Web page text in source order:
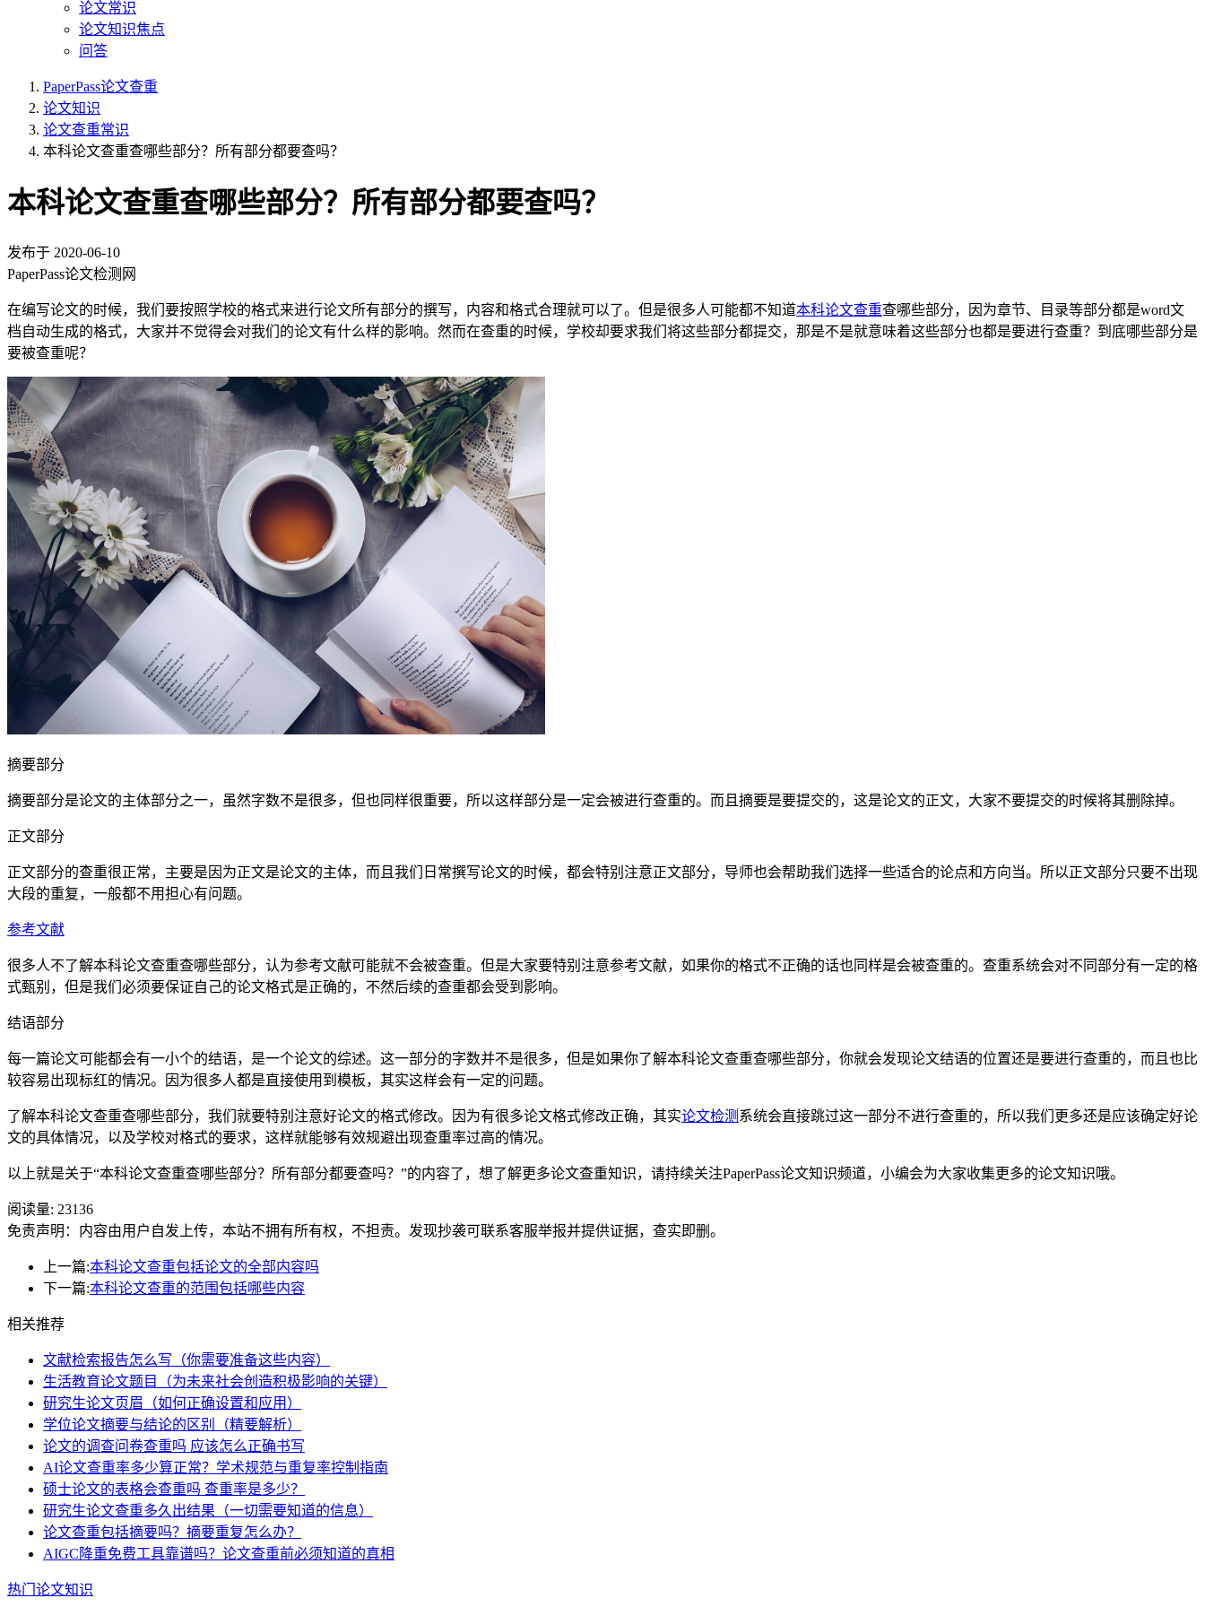
论文常识
论文知识焦点
问答
PaperPass论文查重
论文知识
论文查重常识
本科论文查重查哪些部分？所有部分都要查吗？
本科论文查重查哪些部分？所有部分都要查吗？
发布于 2020-06-10
PaperPass论文检测网
在编写论文的时候，我们要按照学校的格式来进行论文所有部分的撰写，内容和格式合理就可以了。但是很多人可能都不知道本科论文查重查哪些部分，因为章节、目录等部分都是word文
档自动生成的格式，大家并不觉得会对我们的论文有什么样的影响。然而在查重的时候，学校却要求我们将这些部分都提交，那是不是就意味着这些部分也都是要进行查重？到底哪些部分是
要被查重呢？
摘要部分
摘要部分是论文的主体部分之一，虽然字数不是很多，但也同样很重要，所以这样部分是一定会被进行查重的。而且摘要是要提交的，这是论文的正文，大家不要提交的时候将其删除掉。
正文部分
正文部分的查重很正常，主要是因为正文是论文的主体，而且我们日常撰写论文的时候，都会特别注意正文部分，导师也会帮助我们选择一些适合的论点和方向当。所以正文部分只要不出现
大段的重复，一般都不用担心有问题。
参考文献
很多人不了解本科论文查重查哪些部分，认为参考文献可能就不会被查重。但是大家要特别注意参考文献，如果你的格式不正确的话也同样是会被查重的。查重系统会对不同部分有一定的格
式甄别，但是我们必须要保证自己的论文格式是正确的，不然后续的查重都会受到影响。
结语部分
每一篇论文可能都会有一小个的结语，是一个论文的综述。这一部分的字数并不是很多，但是如果你了解本科论文查重查哪些部分，你就会发现论文结语的位置还是要进行查重的，而且也比
较容易出现标红的情况。因为很多人都是直接使用到模板，其实这样会有一定的问题。
了解本科论文查重查哪些部分，我们就要特别注意好论文的格式修改。因为有很多论文格式修改正确，其实论文检测 系统会直接跳过这一部分不进行查重的，所以我们更多还是应该确定好论
文的具体情况，以及学校对格式的要求，这样就能够有效规避出现查重率过高的情况。
以上就是关于“本科论文查重查哪些部分？所有部分都要查吗？”的内容了，想了解更多论文查重知识，请持续关注PaperPass论文知识频道，小编会为大家收集更多的论文知识哦。
阅读量: 23136
免责声明：内容由用户自发上传，本站不拥有所有权，不担责。发现抄袭可联系客服举报并提供证据，查实即删。
上一篇:本科论文查重包括论文的全部内容吗
下一篇:本科论文查重的范围包括哪些内容
相关推荐
文献检索报告怎么写（你需要准备这些内容）
生活教育论文题目（为未来社会创造积极影响的关键）
研究生论文页眉（如何正确设置和应用）
学位论文摘要与结论的区别（精要解析）
论文的调查问卷查重吗 应该怎么正确书写
AI论文查重率多少算正常？学术规范与重复率控制指南
硕士论文的表格会查重吗 查重率是多少？
研究生论文查重多久出结果（一切需要知道的信息）
论文查重包括摘要吗？摘要重复怎么办？
AIGC降重免费工具靠谱吗？论文查重前必须知道的真相
热门论文知识